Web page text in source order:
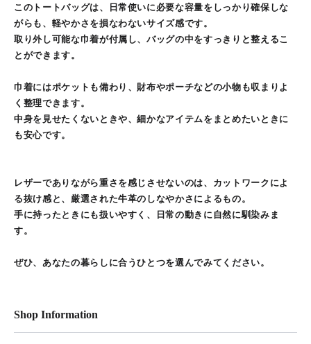
このトートバッグは、日常使いに必要な容量をしっかり確保しな
がらも、軽やかさを損なわないサイズ感です。
取り外し可能な巾着が付属し、バッグの中をすっきりと整えるこ
とができます。
巾着にはポケットも備わり、財布やポーチなどの小物も収まりよ
く整理できます。
中身を見せたくないときや、細かなアイテムをまとめたいときに
も安心です。
レザーでありながら重さを感じさせないのは、カットワークによ
る抜け感と、厳選された牛革のしなやかさによるもの。
手に持ったときにも扱いやすく、日常の動きに自然に馴染みま
す。
ぜひ、あなたの暮らしに合うひとつを選んでみてください。
Shop Information